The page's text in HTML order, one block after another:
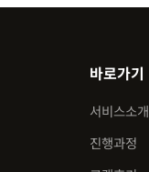
바로가기
서비스소개
진행과정